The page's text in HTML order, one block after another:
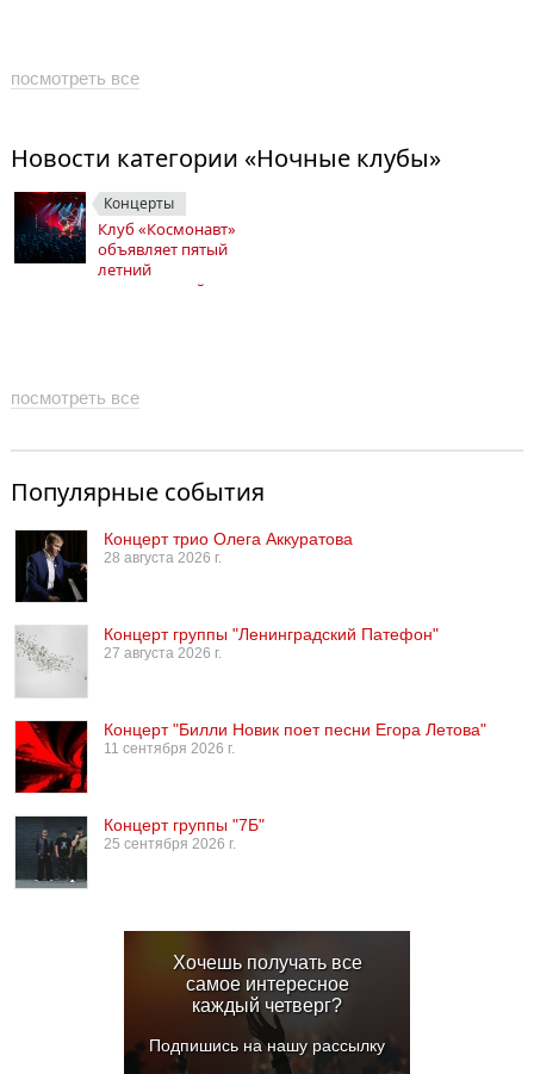
посмотреть все
Новости категории «Ночные клубы»
Концерты
Клуб «Космонавт»
объявляет пятый
летний
«космический» сезон
посмотреть все
Популярные события
Концерт трио Олега Аккуратова
28 августа 2026 г.
Концерт группы "Ленинградский Патефон"
27 августа 2026 г.
Концерт "Билли Новик поет песни Егора Летова"
11 сентября 2026 г.
Концерт группы "7Б"
25 сентября 2026 г.
Хочешь получать все
самое интересное
каждый четверг?
Подпишись на нашу рассылку